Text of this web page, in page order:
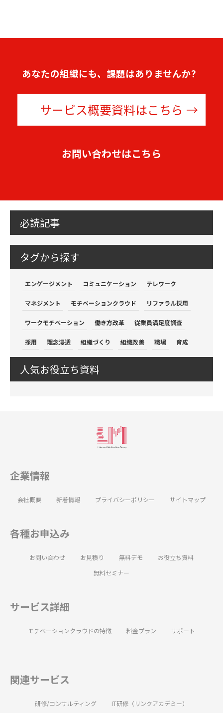
あなたの組織にも、課題はありませんか？
サービス概要資料はこちら
お問い合わせはこちら
必読記事
タグから探す
エンゲージメント コミュニケーション テレワーク
マネジメント モチベーションクラウド リファラル採用
ワークモチベーション 働き方改革 従業員満足度調査
採用 理念浸透 組織づくり 組織改善 職場 育成
人気お役立ち資料
企業情報
会社概要 新着情報 プライバシーポリシー サイトマップ
各種お申込み
お問い合わせ お見積り 無料デモ
お役立ち資料
無料セミナー
サービス詳細
モチベーションクラウドの特徴 料金プラン サポート
関連サービス
研修/コンサルティング IT研修（リンクアカデミー）